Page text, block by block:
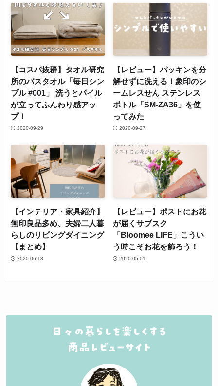
【コスパ抜群】タオル研究
所のバスタオル「毎日シン
プル #001」 洗うとパイル
が立ってふんわり感アッ
プ！
2020-09-29
【レビュー】パッキンを分
解せずに洗える！象印のシ
ームレスせん ステンレス
ボトル「SM-ZA36」を使
ってみた
2020-09-27
【インテリア・家具紹介】
無印良品多め、夫婦二人暮
らしのリビングダイニング
【まとめ】
2020-06-13
【レビュー】ポストにお花
が届くサブスク
「Bloomee LIFE」こうい
う時こそお花を飾ろう！
2020-05-01